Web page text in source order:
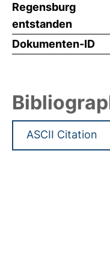
Regensburg
entstanden
Dokumenten-ID